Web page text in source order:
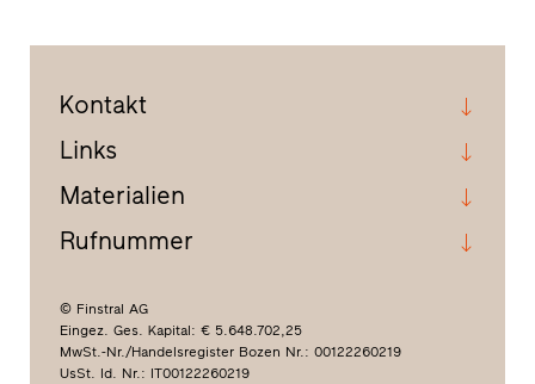
Kontakt
Links
Materialien
Rufnummer
© Finstral AG
Eingez. Ges. Kapital: € 5.648.702,25
MwSt.-Nr./Handelsregister Bozen Nr.: 00122260219
UsSt. Id. Nr.: IT00122260219